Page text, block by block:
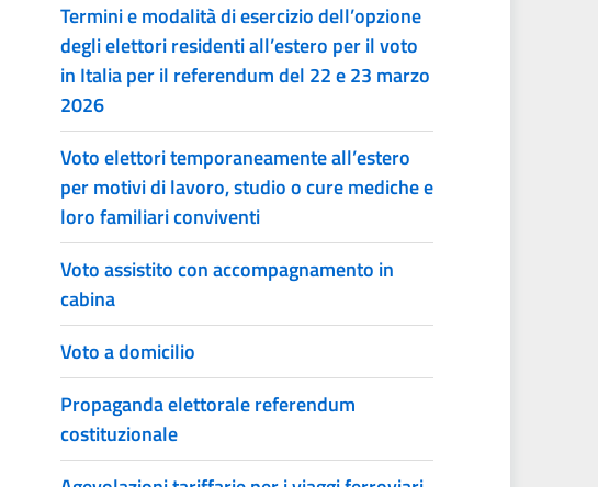
Termini e modalità di esercizio dell’opzione
degli elettori residenti all’estero per il voto
in Italia per il referendum del 22 e 23 marzo
2026
Voto elettori temporaneamente all’estero
per motivi di lavoro, studio o cure mediche e
loro familiari conviventi
Voto assistito con accompagnamento in
cabina
Voto a domicilio
Propaganda elettorale referendum
costituzionale